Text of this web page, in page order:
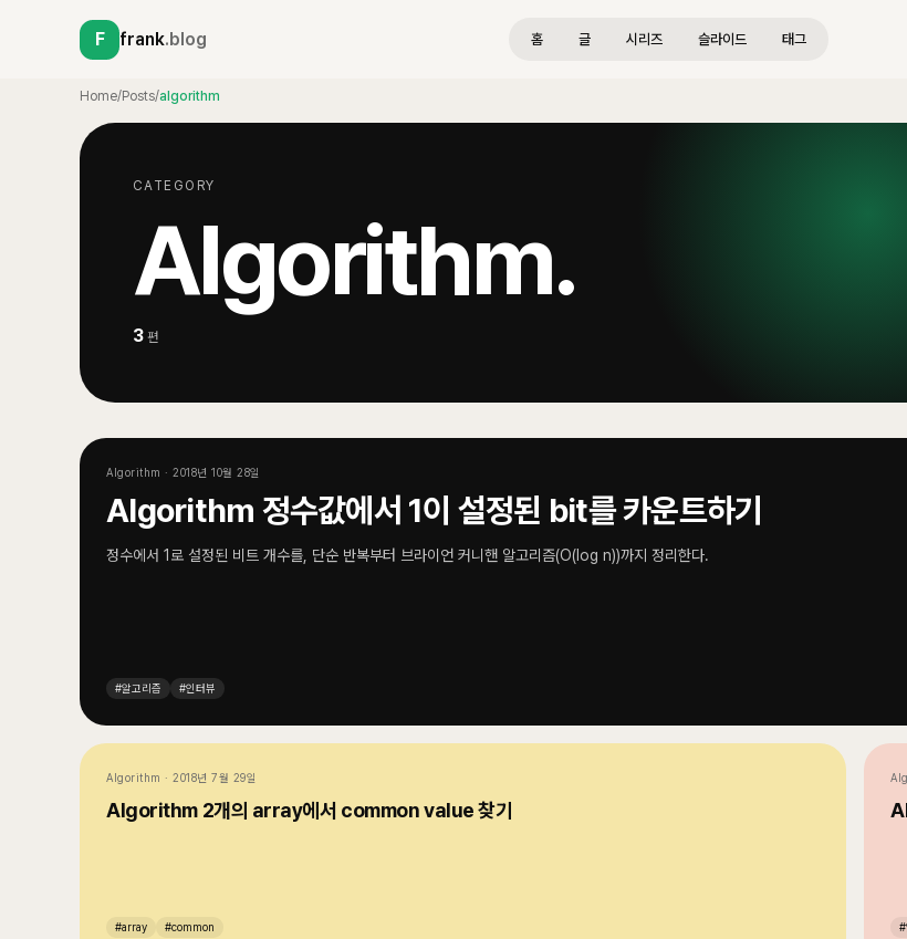
F frank.blog 홈 글 시리즈 슬라이드 태그
Home/Posts/algorithm
CATEGORY
Algorithm.
3 편
Algorithm · 2018년 10월 28일
Algorithm 정수값에서 1이 설정된 bit를 카운트하기
정수에서 1로 설정된 비트 개수를, 단순 반복부터 브라이언 커니핸 알고리즘(O(log n))까지 정리한다.
#알고리즘 #인터뷰
Algorithm · 2018년 7월 29일
Algorithm 2개의 array에서 common value 찾기
#array #common #